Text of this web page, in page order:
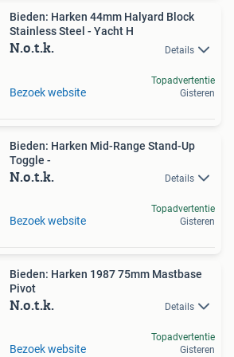
Bieden: Harken 44mm Halyard Block
Stainless Steel - Yacht H
N.o.t.k. Details
Bezoek website
Topadvertentie
Gisteren
Bieden: Harken Mid-Range Stand-Up
Toggle -
N.o.t.k. Details
Bezoek website
Topadvertentie
Gisteren
Bieden: Harken 1987 75mm Mastbase
Pivot
N.o.t.k. Details
Bezoek website
Topadvertentie
Gisteren